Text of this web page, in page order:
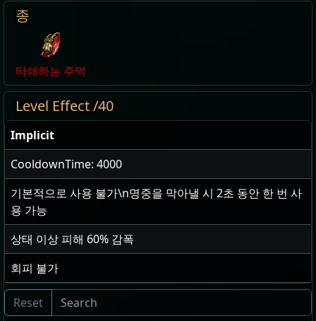
종
타쇄하는 주먹
Level Effect /40
Implicit
CooldownTime: 4000
기본적으로 사용 불가\n명중을 막아낼 시 2초 동안 한 번 사
용 가능
상태 이상 피해 60% 감폭
회피 불가